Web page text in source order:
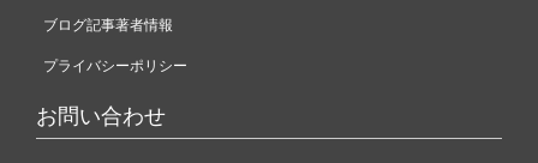
ブログ記事著者情報
プライバシーポリシー
お問い合わせ